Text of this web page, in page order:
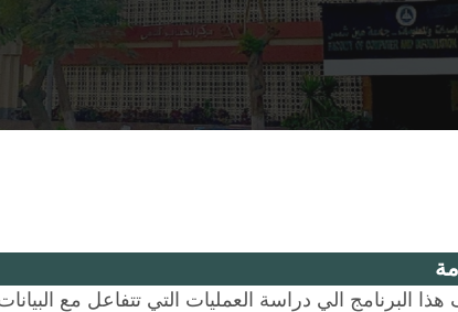
هذا البرنامج الي دراسة العمليات التي تتفاعل مع